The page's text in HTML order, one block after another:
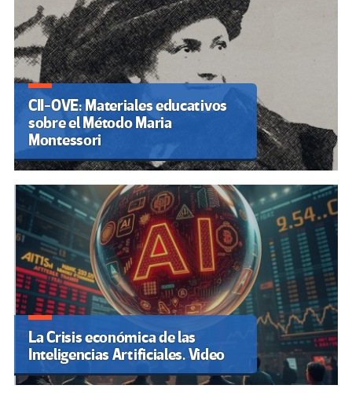
CII-OVE: Materiales educativos
sobre el Método Maria
Montessori
La Crisis económica de las
Inteligencias Artificiales. Video